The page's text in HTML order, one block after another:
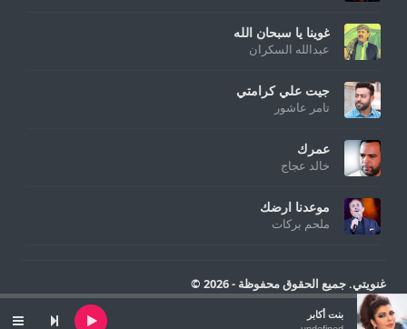
Audio
بنت أكابر
غوينا يا سبحان الله
عبدالله السكران
جيت علي كرامتي
تامر عاشور
عمرك
خالد عجاج
موعدنا ارضك
ملحم بركات
غنويتي. جميع الحقوق محفوظة - 2026 ©